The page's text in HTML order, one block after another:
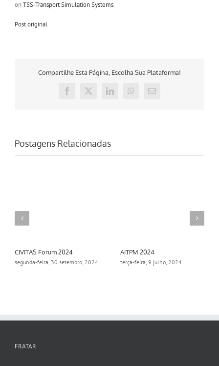
onTSS-Transport Simulation Systems.
Post original
Compartilhe Esta Página, Escolha Sua Plataforma!
Facebook
X LinkedInWhatsApp
E-
Postagens Relacionadas
CIVITAS Forum 2024
segunda-feira, 30 setembro, 2024
AITPM 2024
terça-feira, 9 julho, 2024
FRATAR